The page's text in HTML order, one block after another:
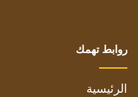
روابط تهمك
الرئيسية